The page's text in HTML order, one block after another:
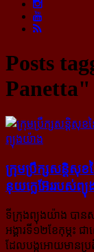
Posts
Panetta"
ក្រុមប្រឹក្សសន្តិសុ
នុយក្លេអ៊ែរ​របស់​ព្
ទីក្រុងព្យុងយ៉ាង បានស
អង្គារទី១២ខែកុម្ភះ ជ
ដែលបង្កអោយមានប្រ